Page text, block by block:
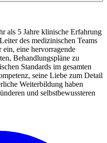
als 5 Jahre klinische Erfahrung
des medizinischen Teams
eine hervorragende
Behandlungspläne zu
Standards im gesamten
seine Liebe zum Detail
Weiterbildung haben
und selbstbewussteren